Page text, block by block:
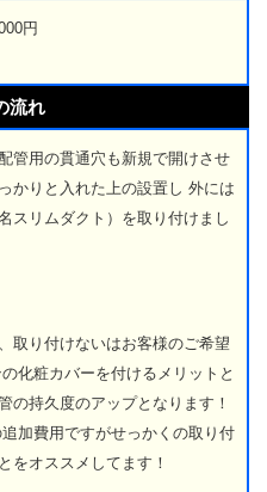
円
流れ
管用の貫通穴も新規で開けさせ
かりと入れた上の設置し 外には
スリムダクト）を取り付けまし
取り付けないはお客様のご希望
化粧カバーを付けるメリットと
の持久度のアップとなります！
加費用ですがせっかくの取り付
をオススメしてます！